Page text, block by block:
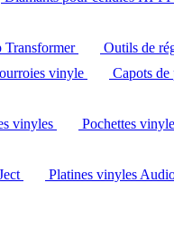
Transformer Outils de
vinyle Capots de
vinyles
Pochettes vinyle
Platines vinyles